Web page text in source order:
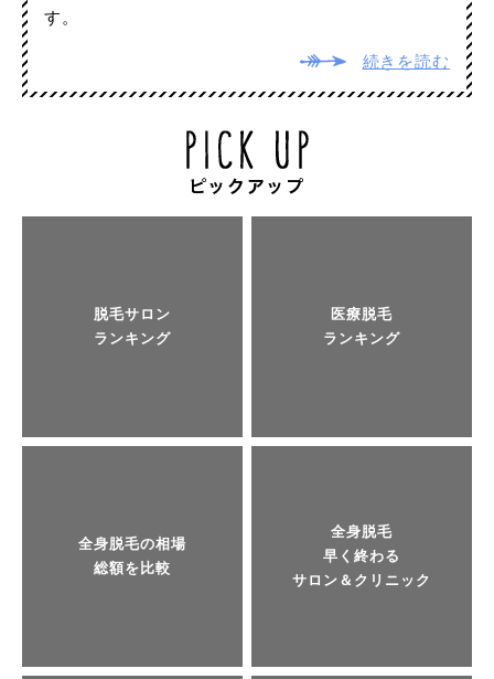
す。
続きを読む
脱毛サロン
ランキング
医療脱毛
ランキング
全身脱毛の相場
総額を比較
全身脱毛
早く終わる
サロン＆クリニック